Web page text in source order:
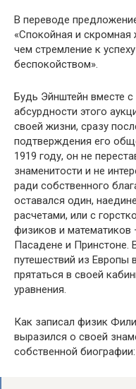
В переводе
«Спокойная и скромная
чем стремление к
беспокойством».
Будь Эйнштейн вместе
абсурдности этого
своей жизни, сразу
подтверждения его
1919 году, он не
знаменитости и не
ради собственного
оставался один,
расчетами, или с
физиков и
Пасадене и Принстоне.
путешествий из
прятаться в своей
уравнения.
Как записал физик
выразился о своей
собственной биографии: